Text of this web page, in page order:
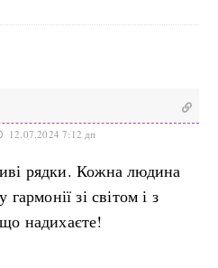
12.07.2024 7:12 дп
рядки. Кожна людина
зі світом і з
надихаєте!